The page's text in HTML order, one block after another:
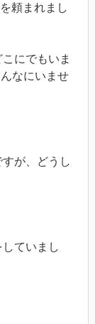
頼まれまし
にでもいま
なにいませ
が、どうし
ていまし